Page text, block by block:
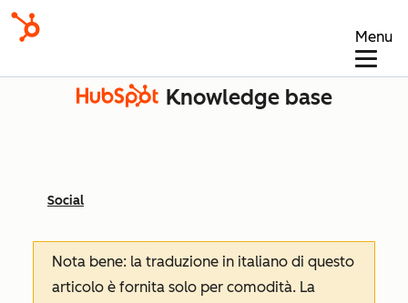
Menu
Knowledge base
Social
Nota bene: la traduzione in italiano di questo
articolo è fornita solo per comodità. La